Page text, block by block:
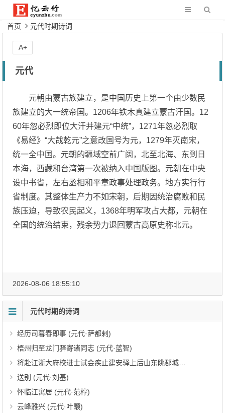
首页 元代时期诗词
元代
元朝由蒙古族建立，是中国历史上第一个由少数民
族建立的大一统帝国。1206年铁木真建立蒙古汗国。12
60年忽必烈即位大汗并建元“中统”，1271年忽必烈取
《易经》“大哉乾元”之意改国号为元，1279年灭南宋，
统一全中国。元朝的疆域空前广阔，北至北海、东到日
本海，西藏和台湾第一次被纳入中国版图。元朝在中央
设中书省，左右丞相和平章政事处理政务。地方实行行
省制度。其整体生产力不如宋朝，后期因统治腐败和民
族压迫，导致农民起义，1368年明军攻占大都，元朝在
全国的统治结束，残余势力退回蒙古高原史称北元。
A+
2026-08-06 18:55:10
元代时期的诗词
经历司暮春即事 (元代·萨都剌)
梧州归至龙门驿寄诸同志 (元代·蓝智)
将赴江浙大府校进士试会疾止建安驿上后山东眺郡城作十二韵 (元代·范梈)
送别 (元代·刘基)
怀临江寓居 (元代·范梈)
云峰雅兴 (元代·叶颙)